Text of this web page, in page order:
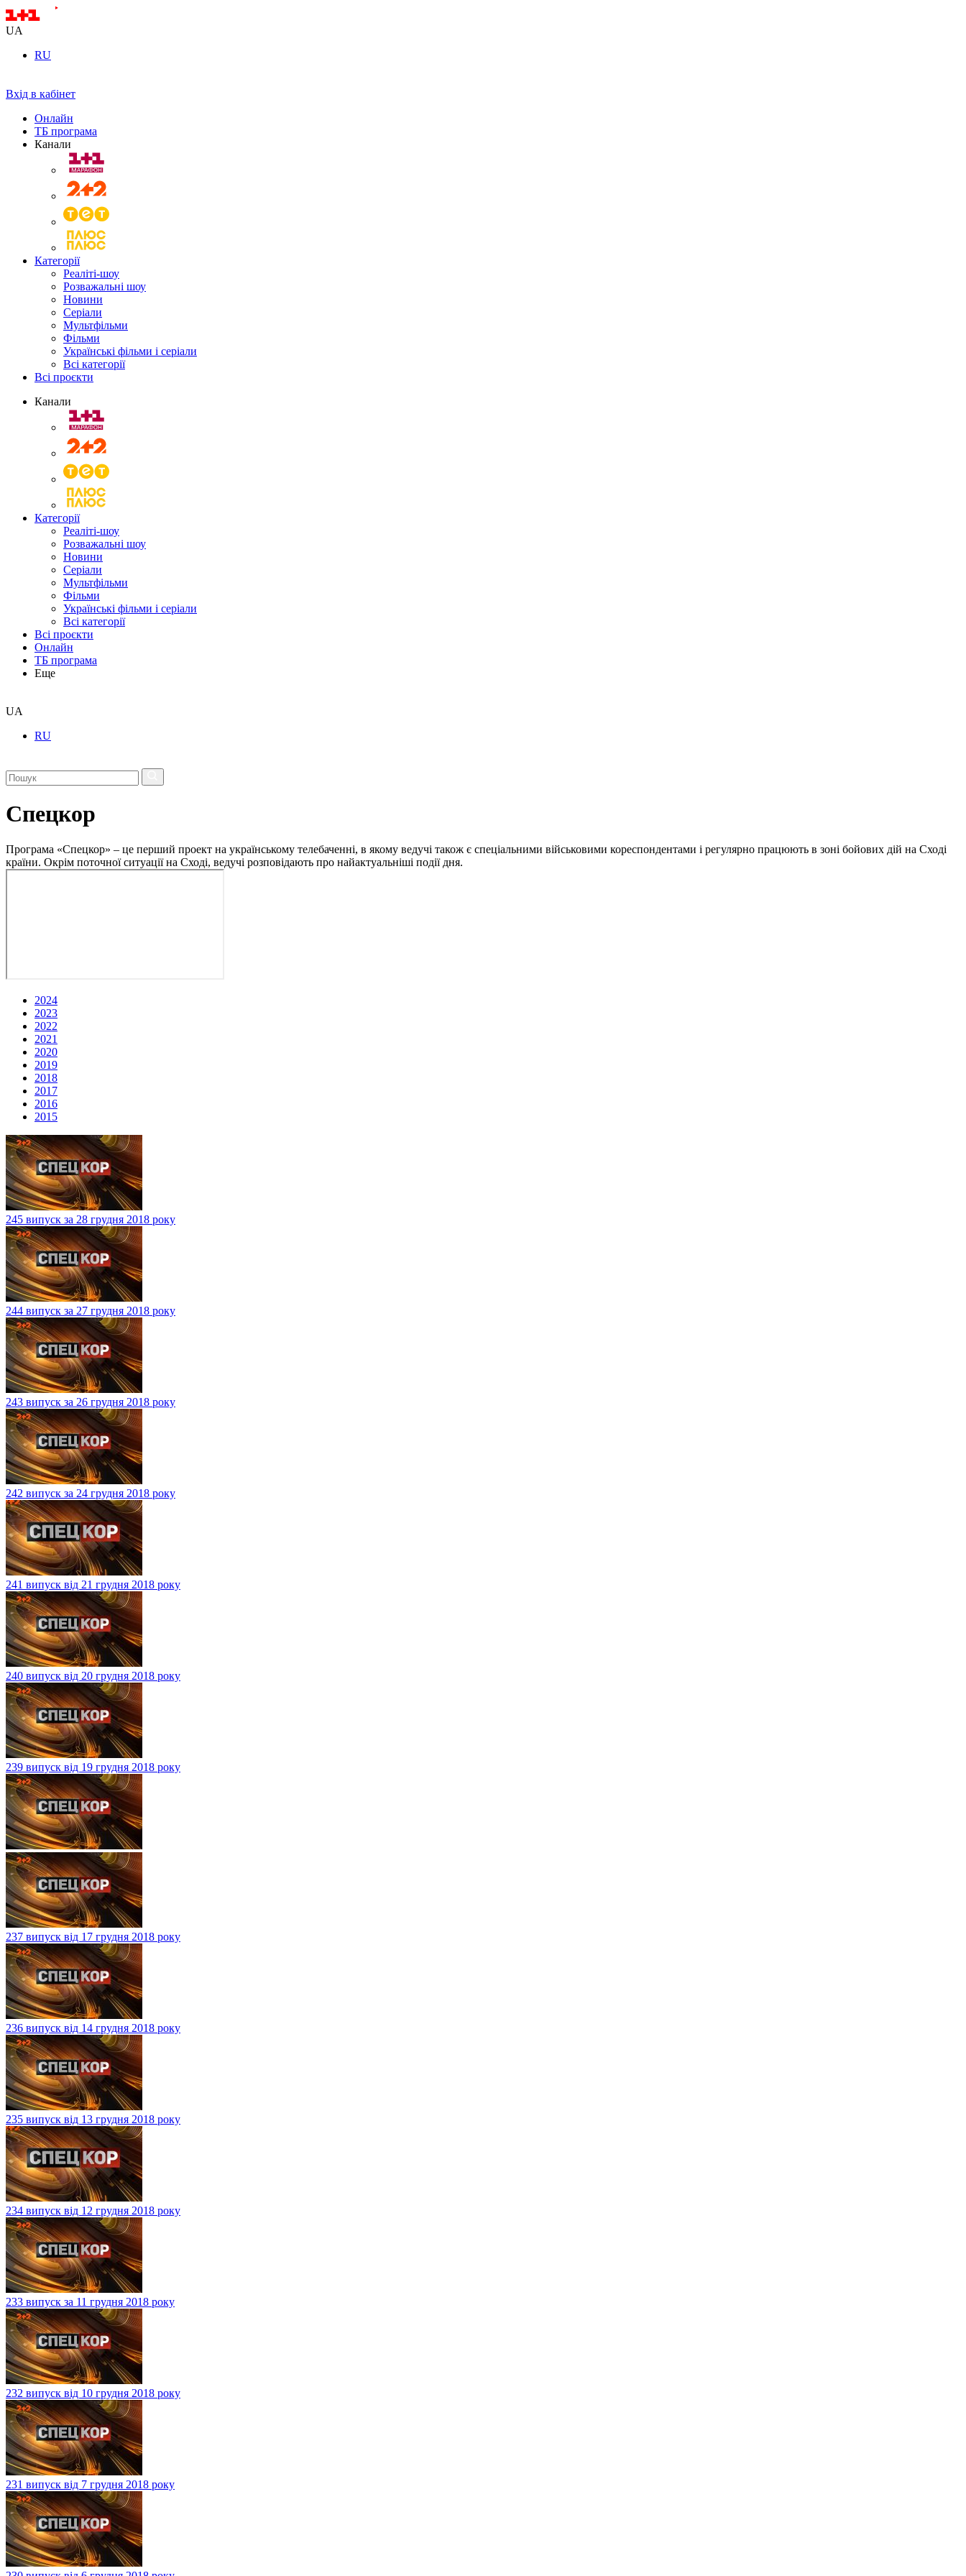
UA
RU
Вхід в кабінет
Онлайн
ТБ програма
Канали
Категорії
Реаліті-шоу
Розважальні шоу
Новини
Серіали
Мультфільми
Фільми
Українські фільми і серіали
Всі категорії
Всі проєкти
Канали
Категорії
Реаліті-шоу
Розважальні шоу
Новини
Серіали
Мультфільми
Фільми
Українські фільми і серіали
Всі категорії
Всі проєкти
Онлайн
ТБ програма
Еще
UA
RU
Спецкор
Програма «Спецкор» – це перший проект на українському телебаченні, в якому ведучі також є спеціальними військовими кореспондентами і регулярно працюють в зоні бойових дій на Сході
країни. Окрім поточної ситуації на Сході, ведучі розповідають про найактуальніші події дня.
2024
2023
2022
2021
2020
2019
2018
2017
2016
2015
245 випуск за 28 грудня 2018 року
244 випуск за 27 грудня 2018 року
243 випуск за 26 грудня 2018 року
242 випуск за 24 грудня 2018 року
241 випуск від 21 грудня 2018 року
240 випуск від 20 грудня 2018 року
239 випуск від 19 грудня 2018 року
237 випуск від 17 грудня 2018 року
236 випуск від 14 грудня 2018 року
235 випуск від 13 грудня 2018 року
234 випуск від 12 грудня 2018 року
233 випуск за 11 грудня 2018 року
232 випуск від 10 грудня 2018 року
231 випуск від 7 грудня 2018 року